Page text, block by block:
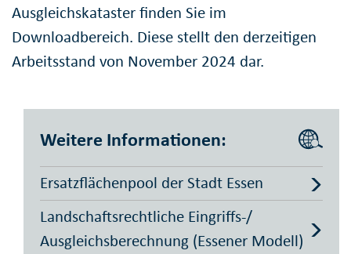
Ausgleichskataster finden Sie im
Downloadbereich. Diese stellt den derzeitigen
Arbeitsstand von November 2024 dar.
Weitere Informationen:
Ersatzflächenpool der Stadt Essen
Landschaftsrechtliche Eingriffs-/
Ausgleichsberechnung (Essener Modell)